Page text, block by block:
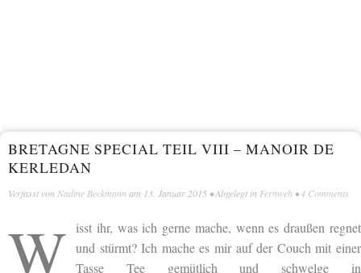
BRETAGNE SPECIAL TEIL VIII – MANOIR DE
KERLEDAN
Verfasst von Nadine Beckmann am 13. Januar 2015 • Abgelegt in Fernweh •4 Comments
W
isst ihr, was ich gerne mache, wenn es draußen regnet
und stürmt? Ich mache es mir auf der Couch mit einer
Tasse Tee gemütlich und schwelge in